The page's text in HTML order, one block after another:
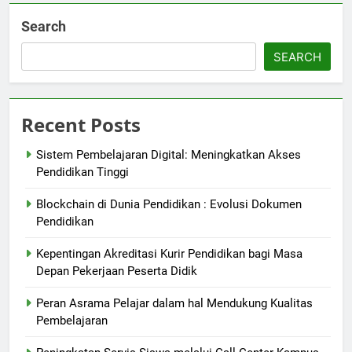
Search
SEARCH
Recent Posts
Sistem Pembelajaran Digital: Meningkatkan Akses
Pendidikan Tinggi
Blockchain di Dunia Pendidikan : Evolusi Dokumen
Pendidikan
Kepentingan Akreditasi Kurir Pendidikan bagi Masa
Depan Pekerjaan Peserta Didik
Peran Asrama Pelajar dalam hal Mendukung Kualitas
Pembelajaran